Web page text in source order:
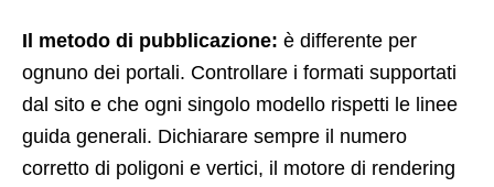
Il metodo di pubblicazione: è differente per
ognuno dei portali. Controllare i formati supportati
dal sito e che ogni singolo modello rispetti le linee
guida generali. Dichiarare sempre il numero
corretto di poligoni e vertici, il motore di rendering